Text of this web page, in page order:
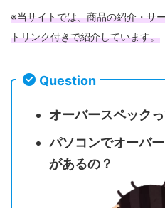
※当サイトでは、商品の紹介・サ
トリンク付きで紹介しています。
Question
オーバースペック
パソコンでオーバ
があるの？